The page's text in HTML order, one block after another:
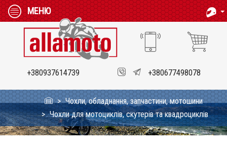
МЕНЮ
+380937614739 +380677498078
Чохли, обладнання, запчастини, мотошини
Чохли для мотоциклів, скутерів та квадроциклів